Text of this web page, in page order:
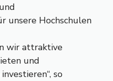
unsere Hochschulen
wir attraktive
und
so